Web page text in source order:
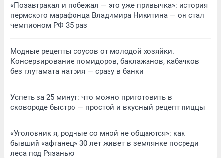
«Позавтракал и побежал — это уже привычка»: история
пермского марафонца Владимира Никитина — он стал
чемпионом РФ 35 раз
Модные рецепты соусов от молодой хозяйки.
Консервирование помидоров, баклажанов, кабачков
без глутамата натрия — сразу в банки
Успеть за 25 минут: что можно приготовить в
сковороде быстро — простой и вкусный рецепт пиццы
«Уголовник я, родные со мной не общаются»: как
бывший «афганец» 30 лет живет в землянке посреди
леса под Рязанью